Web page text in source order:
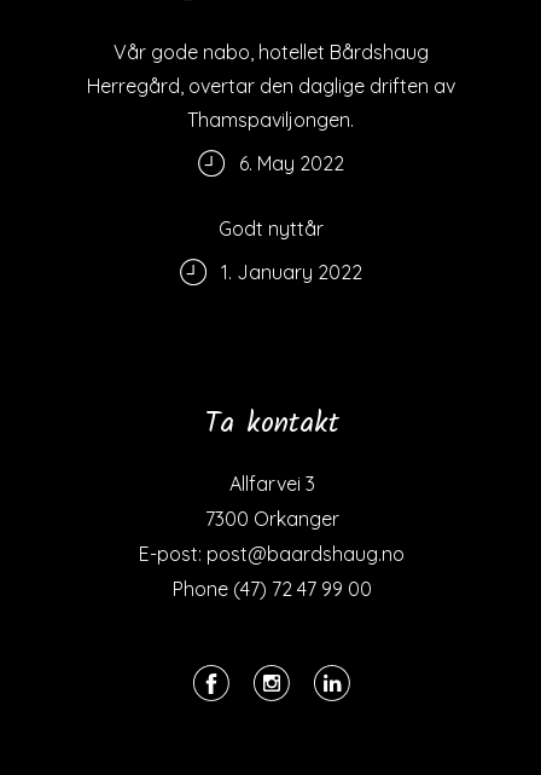
Vår gode nabo, hotellet Bårdshaug
Herregård, overtar den daglige driften av
Thamspaviljongen.
6. May 2022
Godt nyttår
1. January 2022
Ta kontakt
Allfarvei 3
7300 Orkanger
E-post: post@baardshaug.no
Phone (47) 72 47 99 00